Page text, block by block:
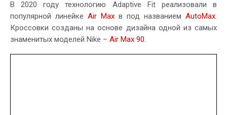
В 2020 году технологию Adaptive Fit реализовали в
популярной линейке Air Max в под названием AutoMax.
Кроссовки созданы на основе дизайна одной из самых
знаменитых моделей Nike – Air Max 90.